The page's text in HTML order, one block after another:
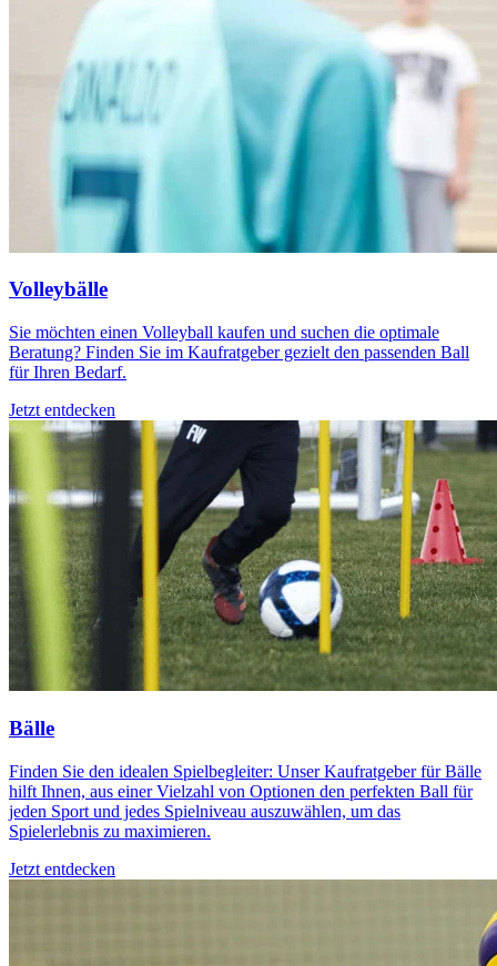
Volleybälle
Sie möchten einen Volleyball kaufen und suchen die optimale
Beratung? Finden Sie im Kaufratgeber gezielt den passenden Ball
für Ihren Bedarf.
Jetzt entdecken
Bälle
Finden Sie den idealen Spielbegleiter: Unser Kaufratgeber für Bälle
hilft Ihnen, aus einer Vielzahl von Optionen den perfekten Ball für
jeden Sport und jedes Spielniveau auszuwählen, um das
Spielerlebnis zu maximieren.
Jetzt entdecken